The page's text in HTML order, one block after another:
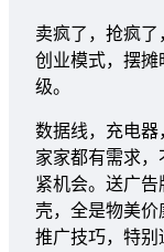
卖疯了，抢疯
创业模式，摆摊
级。
数据线，充电器
家家都有需求
紧机会。送广
壳，全是物美
推广技巧，特